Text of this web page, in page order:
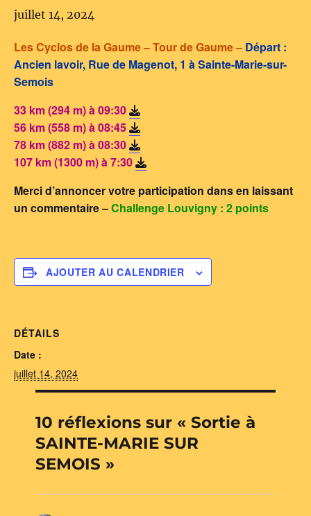
juillet 14, 2024
Les Cyclos de la Gaume – Tour de Gaume – Départ :
Ancien lavoir, Rue de Magenot, 1 à Sainte-Marie-sur-
Semois
33 km (294 m) à 09:30
56 km (558 m) à 08:45
78 km (882 m) à 08:30
107 km (1300 m) à 7:30
Merci d’annoncer votre participation dans en laissant
un commentaire –Challenge Louvigny : 2 points
AJOUTER AU CALENDRIER
DÉTAILS
Date :
juillet 14, 2024
10 réflexions sur « Sortie à
SAINTE-MARIE SUR
SEMOIS »